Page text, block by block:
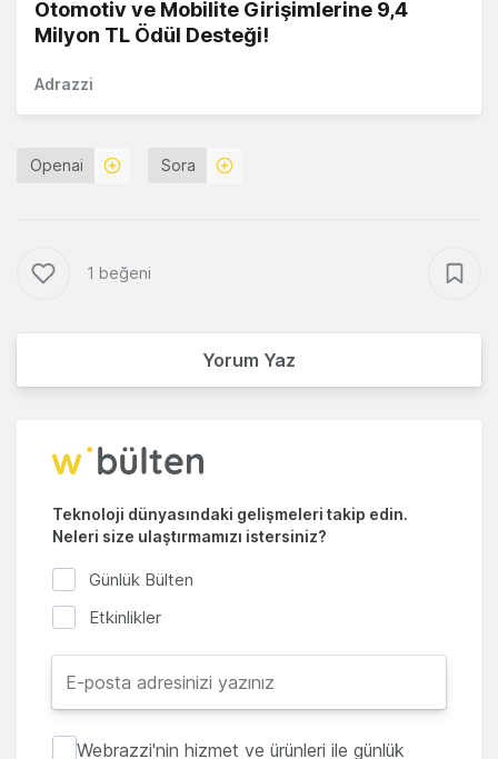
Otomotiv ve Mobilite Girişimlerine 9,4
Milyon TL Ödül Desteği!
Adrazzi
Openai Sora
1 beğeni
Yorum Yaz
Teknoloji dünyasındaki gelişmeleri takip edin.
Neleri size ulaştırmamızı istersiniz?
Günlük Bülten
Etkinlikler
Webrazzi'nin hizmet ve ürünleri ile günlük